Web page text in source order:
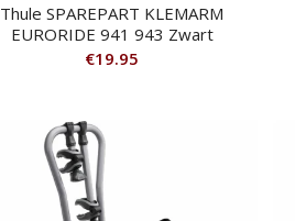
Thule SPAREPART KLEMARM
EURORIDE 941 943 Zwart
€19.95